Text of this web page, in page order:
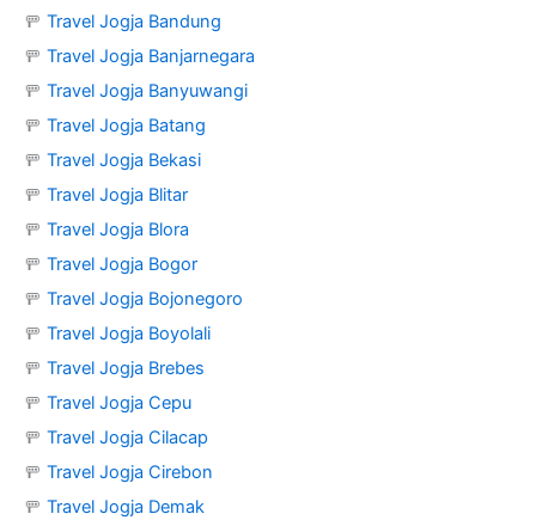
🚥 Travel Jogja Bandung
🚥 Travel Jogja Banjarnegara
🚥 Travel Jogja Banyuwangi
🚥 Travel Jogja Batang
🚥 Travel Jogja Bekasi
🚥 Travel Jogja Blitar
🚥 Travel Jogja Blora
🚥 Travel Jogja Bogor
🚥 Travel Jogja Bojonegoro
🚥 Travel Jogja Boyolali
🚥 Travel Jogja Brebes
🚥 Travel Jogja Cepu
🚥 Travel Jogja Cilacap
🚥 Travel Jogja Cirebon
🚥 Travel Jogja Demak